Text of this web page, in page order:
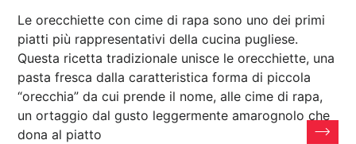
Le orecchiette con cime di rapa sono uno dei primi
piatti più rappresentativi della cucina pugliese.
Questa ricetta tradizionale unisce le orecchiette, una
pasta fresca dalla caratteristica forma di piccola
“orecchia” da cui prende il nome, alle cime di rapa,
un ortaggio dal gusto leggermente amarognolo che
dona al piatto